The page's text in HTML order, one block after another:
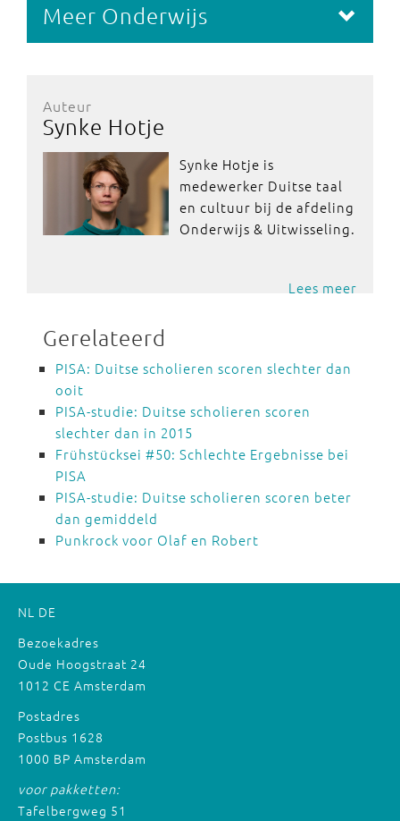
Meer Onderwijs
Auteur
Synke Hotje
Synke Hotje is
medewerker Duitse taal
en cultuur bij de afdeling
Onderwijs & Uitwisseling.
Lees meer
Gerelateerd
PISA: Duitse scholieren scoren slechter dan
ooit
PISA-studie: Duitse scholieren scoren
slechter dan in 2015
Frühstücksei #50: Schlechte Ergebnisse bei
PISA
PISA-studie: Duitse scholieren scoren beter
dan gemiddeld
Punkrock voor Olaf en Robert
NL DE
Bezoekadres
Oude Hoogstraat 24
1012 CE Amsterdam
Postadres
Postbus 1628
1000 BP Amsterdam
voor pakketten:
Tafelbergweg 51